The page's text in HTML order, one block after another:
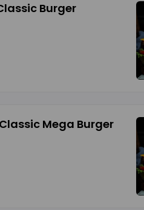
Burger
Mega Burger